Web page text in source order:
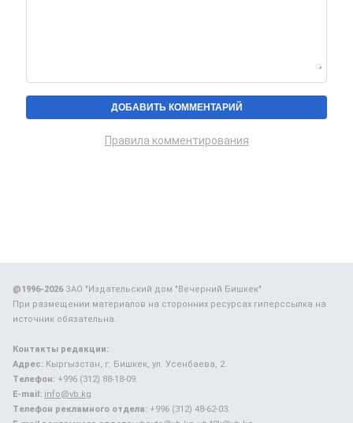
Правила комментирования
@1996-2026ЗАО "Издательский дом "Вечерний Бишкек"
При размещении материалов на сторонних ресурсах гиперссылка на
источник обязательна.
Контакты редакции:
Адрес: Кыргызстан, г. Бишкек, ул. Усенбаева, 2.
Телефон: +996 (312) 88-18-09.
E-mail: info@vb.kg
Телефон рекламного отдела: +996 (312) 48-62-03.